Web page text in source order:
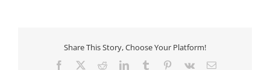
Share This Story, Choose Your Platform!
Facebook RedditLinkedInTumblr Pinterest
Vk
E-